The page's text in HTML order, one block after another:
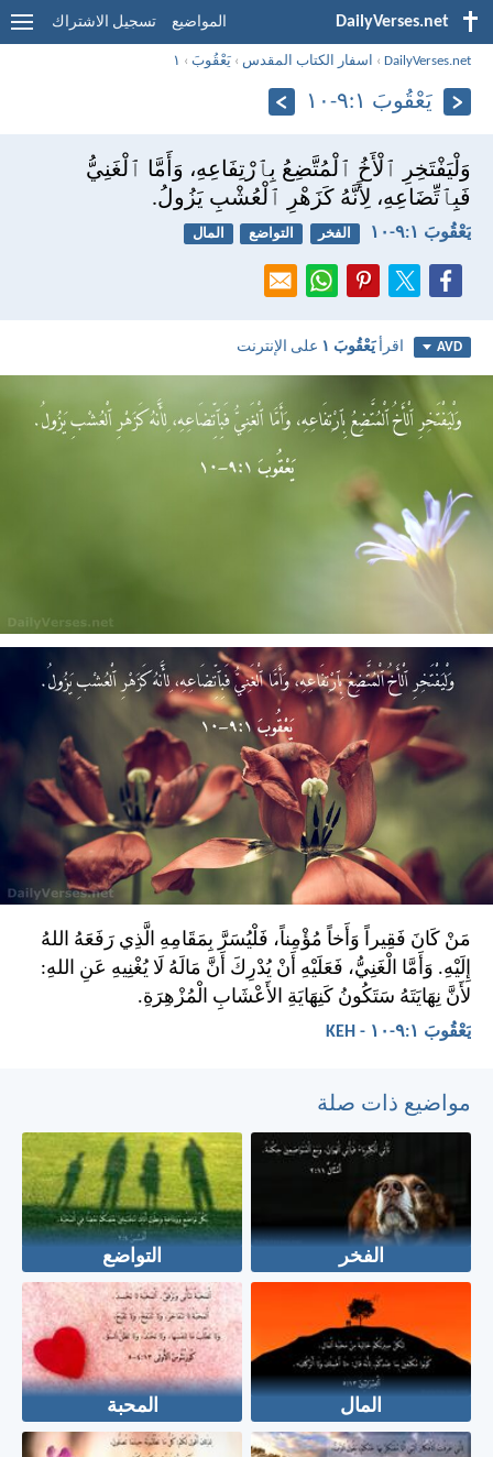
DailyVerses.net المواضيع تسجيل الاشتراك
DailyVerses.net
› اسفار الكتاب المقدس ›يَعْقُوبَ › ١
يَعْقُوبَ ١:‏٩-‏١٠
وَلْيَفْتَخِرِ ٱلْأَخُ ٱلْمُتَّضِعُ بِٱرْتِفَاعِهِ، وَأَمَّا ٱلْغَنِيُّ
فَبِٱتِّضَاعِهِ، لِأَنَّهُ كَزَهْرِ ٱلْعُشْبِ يَزُولُ.
يَعْقُوبَ ١:‏٩-‏١٠ الفخر التواضع المال
AVD اقرأيَعْقُوبَ ١ على الإنترنت
مَنْ كَانَ فَقِيراً وَأَخاً مُؤْمِناً، فَلْيُسَرَّ بِمَقَامِهِ الَّذِي رَفَعَهُ اللهُ
إِلَيْهِ. وَأَمَّا الْغَنِيُّ، فَعَلَيْهِ أَنْ يُدْرِكَ أَنَّ مَالَهُ لَا يُغْنِيهِ عَنِ اللهِ:
لأَنَّ نِهَايَتَهُ سَتَكُونُ كَنِهَايَةِ الأَعْشَابِ الْمُزْهِرَةِ.
يَعْقُوبَ ١:‏٩-‏١٠ - KEH
مواضيع ذات صلة
الفخر التواضع
المال المحبة